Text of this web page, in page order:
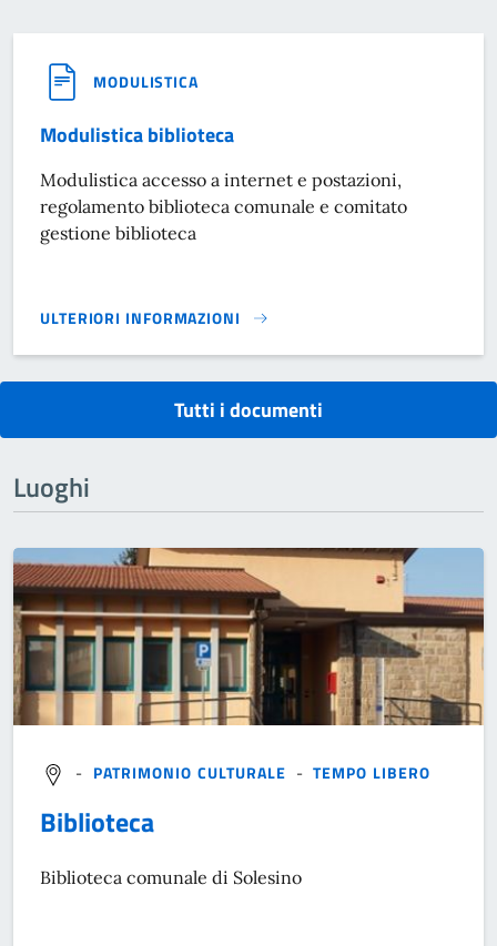
MODULISTICA
Modulistica biblioteca
Modulistica accesso a internet e postazioni,
regolamento biblioteca comunale e comitato
gestione biblioteca
ULTERIORI INFORMAZIONI
MODULISTICA BIBLIOTECA}
Tutti i documenti
Luoghi
- PATRIMONIO CULTURALE -TEMPO LIBERO
Biblioteca
Biblioteca comunale di Solesino